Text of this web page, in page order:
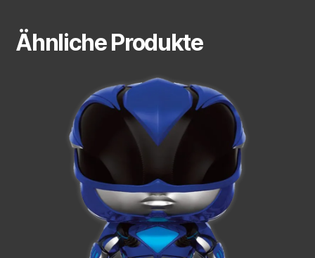
Ähnliche Produkte